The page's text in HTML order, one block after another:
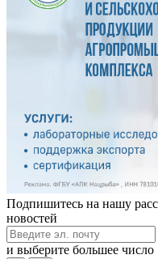
Подпишитесь на нашу
новостей
и выберите большее число